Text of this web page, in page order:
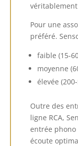
Pour une
préféré.
faible (15-
moyenne
élevée
Outre des
ligne RCA,
entrée
écoute